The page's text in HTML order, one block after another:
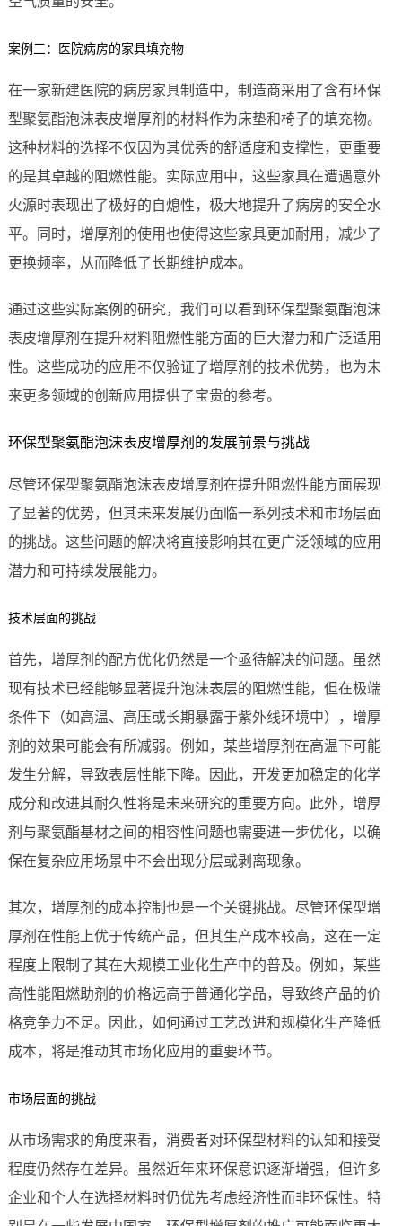
案例三：医院病房的家具填充物
在一家新建医院的病房家具制造中，制造商采用了含有环保
型聚氨酯泡沫表皮增厚剂的材料作为床垫和椅子的填充物。
这种材料的选择不仅因为其优秀的舒适度和支撑性，更重要
的是其卓越的阻燃性能。实际应用中，这些家具在遭遇意外
火源时表现出了极好的自熄性，极大地提升了病房的安全水
平。同时，增厚剂的使用也使得这些家具更加耐用，减少了
更换频率，从而降低了长期维护成本。
通过这些实际案例的研究，我们可以看到环保型聚氨酯泡沫
表皮增厚剂在提升材料阻燃性能方面的巨大潜力和广泛适用
性。这些成功的应用不仅验证了增厚剂的技术优势，也为未
来更多领域的创新应用提供了宝贵的参考。
环保型聚氨酯泡沫表皮增厚剂的发展前景与挑战
尽管环保型聚氨酯泡沫表皮增厚剂在提升阻燃性能方面展现
了显著的优势，但其未来发展仍面临一系列技术和市场层面
的挑战。这些问题的解决将直接影响其在更广泛领域的应用
潜力和可持续发展能力。
技术层面的挑战
首先，增厚剂的配方优化仍然是一个亟待解决的问题。虽然
现有技术已经能够显著提升泡沫表层的阻燃性能，但在极端
条件下（如高温、高压或长期暴露于紫外线环境中），增厚
剂的效果可能会有所减弱。例如，某些增厚剂在高温下可能
发生分解，导致表层性能下降。因此，开发更加稳定的化学
成分和改进其耐久性将是未来研究的重要方向。此外，增厚
剂与聚氨酯基材之间的相容性问题也需要进一步优化，以确
保在复杂应用场景中不会出现分层或剥离现象。
其次，增厚剂的成本控制也是一个关键挑战。尽管环保型增
厚剂在性能上优于传统产品，但其生产成本较高，这在一定
程度上限制了其在大规模工业化生产中的普及。例如，某些
高性能阻燃助剂的价格远高于普通化学品，导致终产品的价
格竞争力不足。因此，如何通过工艺改进和规模化生产降低
成本，将是推动其市场化应用的重要环节。
市场层面的挑战
从市场需求的角度来看，消费者对环保型材料的认知和接受
程度仍然存在差异。虽然近年来环保意识逐渐增强，但许多
企业和个人在选择材料时仍优先考虑经济性而非环保性。特